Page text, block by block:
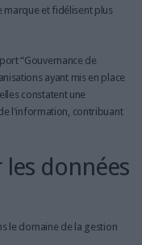
et fidélisent plus
“Gouvernance de
ayant mis en place
constatent une
l'information, contribuant
données
le domaine de la gestion